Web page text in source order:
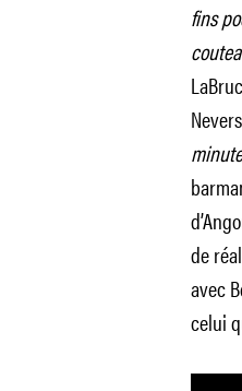
fins
minute
de
avec
celui